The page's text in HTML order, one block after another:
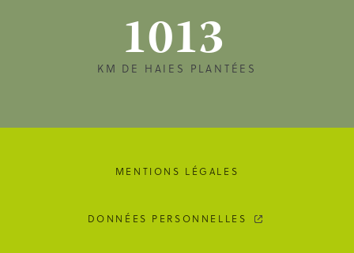
1013
KM DE HAIES PLANTÉES
MENTIONS LÉGALES
DONNÉES PERSONNELLES